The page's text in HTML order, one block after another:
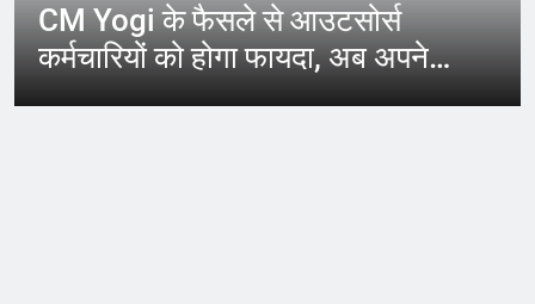
CM Yogi के फैसले से आउटसोर्स
कर्मचारियों को होगा फायदा, अब अपने
जिले में कर सकेंगे काम